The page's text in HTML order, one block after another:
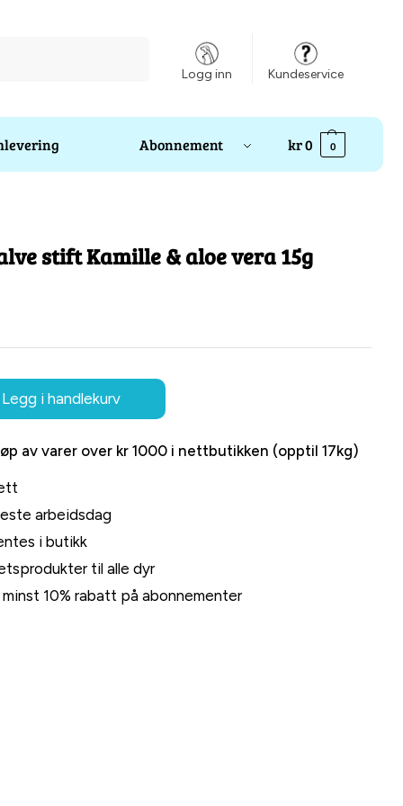
Logg inn Kundeservice
Abonnement kr0 0
stift Kamille & aloe vera 15g
Legg i handlekurv
av varer over kr 1000 i nettbutikken (opptil 17kg)
arbeidsdag
i butikk
til alle dyr
10% rabatt på abonnementer